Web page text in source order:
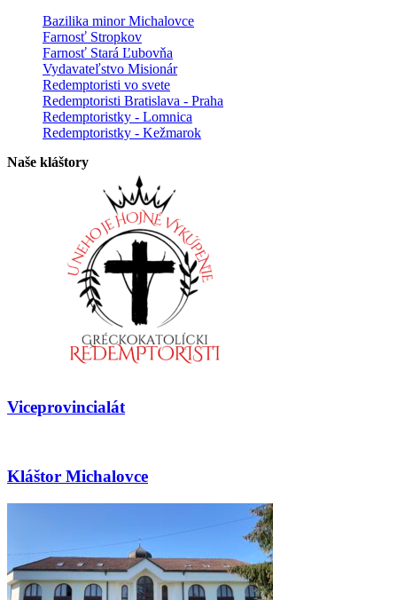
Bazilika minor Michalovce
Farnosť Stropkov
Farnosť Stará Ľubovňa
Vydavateľstvo Misionár
Redemptoristi vo svete
Redemptoristi Bratislava - Praha
Redemptoristky - Lomnica
Redemptoristky - Kežmarok
Naše kláštory
Viceprovincialát
Kláštor Michalovce